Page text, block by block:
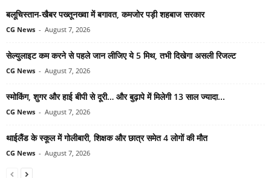
बलूचिस्तान-खैबर पख्तूनख्वा में बगावत, कमजोर पड़ी शहबाज सरकार
CG News - August 7, 2026
सेल्युलाइट कम करने से पहले जान लीजिए ये 5 मिथ, तभी दिखेगा असली रिजल्ट
CG News - August 7, 2026
स्मोकिंग, शुगर और हाई बीपी से दूरी… और बुढ़ापे में मिलेगी 13 साल ज्यादा...
CG News - August 7, 2026
थाईलैंड के स्कूल में गोलीबारी, शिक्षक और छात्र समेत 4 लोगों की मौत
CG News - August 7, 2026